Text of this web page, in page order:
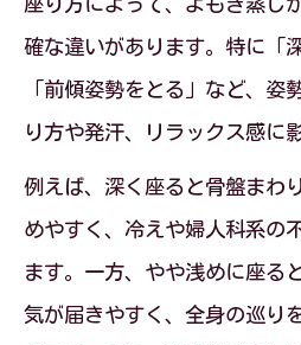
座り方によって、よもぎ蒸し
確な違いがあります。特に「
「前傾姿勢をとる」など、姿
り方や発汗、リラックス感に
例えば、深く座ると骨盤まわ
めやすく、冷えや婦人科系の
ます。一方、やや浅めに座る
気が届きやすく、全身の巡り